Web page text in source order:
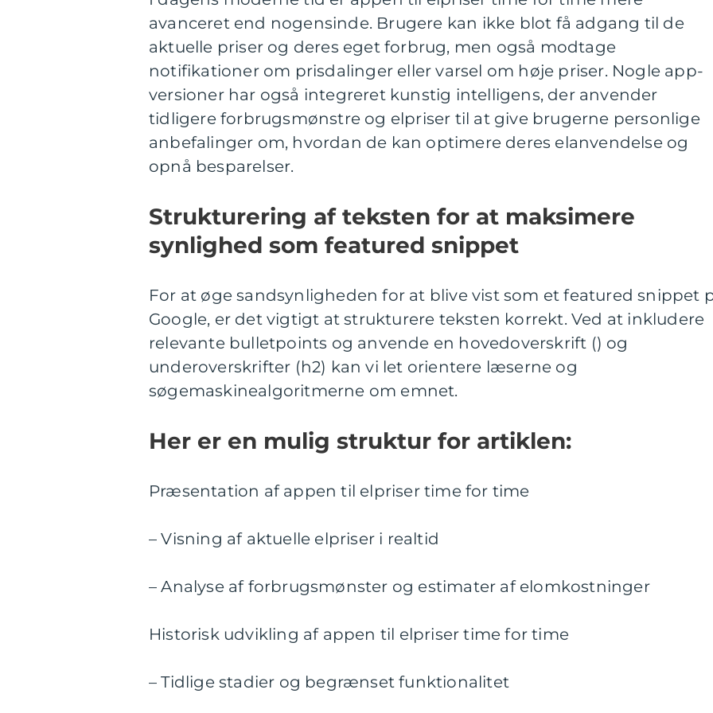
avanceret end nogensinde. Brugere kan ikke blot få adgang til de
aktuelle priser og deres eget forbrug, men også modtage
notifikationer om prisdalinger eller varsel om høje priser. Nogle app-
versioner har også integreret kunstig intelligens, der anvender
tidligere forbrugsmønstre og elpriser til at give brugerne personlige
anbefalinger om, hvordan de kan optimere deres elanvendelse og
opnå besparelser.
Strukturering af teksten for at maksimere
synlighed som featured snippet
For at øge sandsynligheden for at blive vist som et featured snippet
Google, er det vigtigt at strukturere teksten korrekt. Ved at inkludere
relevante bulletpoints og anvende en hovedoverskrift () og
underoverskrifter (h2) kan vi let orientere læserne og
søgemaskinealgoritmerne om emnet.
Her er en mulig struktur for artiklen:
Præsentation af appen til elpriser time for time
– Visning af aktuelle elpriser i realtid
– Analyse af forbrugsmønster og estimater af elomkostninger
Historisk udvikling af appen til elpriser time for time
– Tidlige stadier og begrænset funktionalitet